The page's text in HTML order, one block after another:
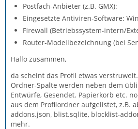
Postfach-Anbieter (z.B. GMX):
Eingesetzte Antiviren-Software:
Firewall (Betriebssystem-intern/
Router-Modellbezeichnung (bei
Hallo zusammen,
da scheint das Profil etwas
Ordner-Spalte werden neben dem
Entwürfe, Gesendet. Papierkorb etc.
aus dem Profilordner aufgelistet, z.B.
addons.json, blist.sqlite, blocklist-
mehr.